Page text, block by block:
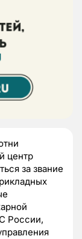
центр
за звание
России,